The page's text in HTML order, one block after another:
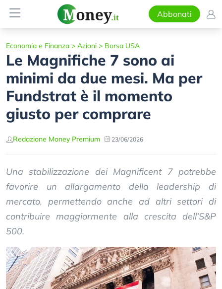
Abbonati
Economia e Finanza > Azioni > Borsa USA
Le Magnifiche 7 sono ai
minimi da due mesi. Ma per
Fundstrat è il momento
giusto per comprare
Redazione Money Premium 23/06/2026
Una stabilizzazione dei Magnificent 7 potrebbe
favorire un allargamento della leadership di
mercato, permettendo anche ad altri settori di
contribuire maggiormente alla crescita dell’S&P
500.